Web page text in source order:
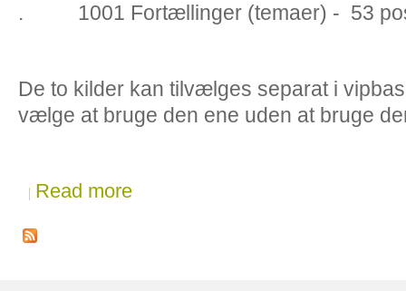
. 1001 Fortællinger (temaer) - 53
De to kilder kan tilvælges separat i
vælge at bruge den ene uden at bruge
Read more